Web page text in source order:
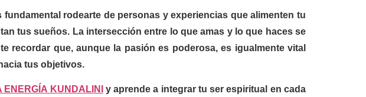
rodearte de personas y experiencias que alimenten tu
tus sueños. La intersección entre lo que amas y lo que haces se
recordar que, aunque la pasión es poderosa, es igualmente vital
tus objetivos.
ENERGÍA KUNDALINI
y aprende a integrar tu ser espiritual en cada